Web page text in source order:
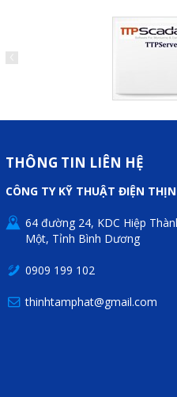
THÔNG TIN LIÊN HỆ
CÔNG TY KỸ THUẬT ĐIỆN
64 đường 24, KDC Hiệp
Một, Tỉnh Bình Dương
0909 199 102
thinhtamphat@gmail.com
Sửa chữa bộ nguồn
Lập trình PLC
Crack password PLC